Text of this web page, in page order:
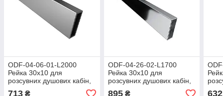
ODF-04-06-01-L2000
Рейка 30х10 для
розсувних душових кабін,
матова
713 ₴
ODF-04-26-02-L1700
Рейка 30х10 для
розсувних душових кабін,
полірована premium
895₴ 632